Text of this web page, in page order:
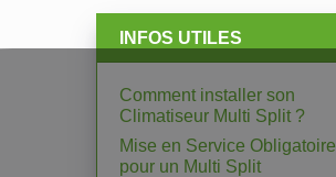
INFOS UTILES
Comment installer son
Climatiseur Multi Split ?
Mise en Service Obligatoire
pour un Multi Split